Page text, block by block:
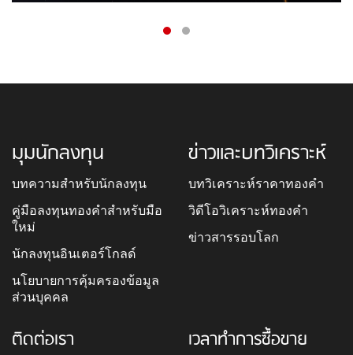
มุมนักลงทุน
บทความสำหรับนักลงทุน
คู่มือลงทุนทองคำสำหรับมือ
ใหม่
นักลงทุนอินเตอร์โกลด์
นโยบายการคุ้มครองข้อมูล
ส่วนบุคคล
ข่าวและบทวิเคราะห์
บทวิเคราะห์ราคาทองคำ
วิดีโอวิเคราะห์ทองคำ
ข่าวสารรอบโลก
ติดต่อเรา เวลาทำการซื้อขาย